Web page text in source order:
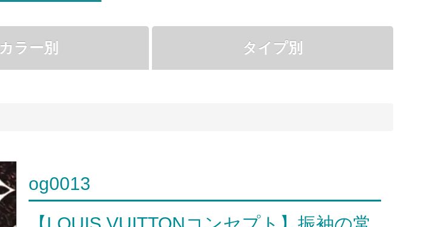
カラー別 タイプ別
og0013